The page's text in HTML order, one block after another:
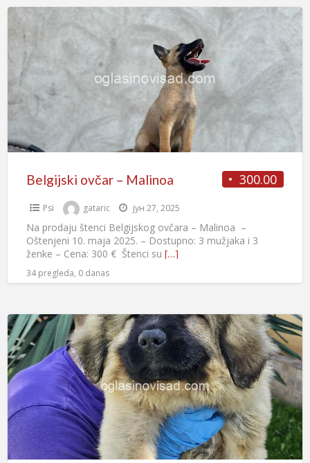
300.00
Belgijski ovčar – Malinoa
Psi gataric јун 27, 2025
Na prodaju štenci Belgijskog ovčara – Malinoa –
Oštenjeni 10. maja 2025. – Dostupno: 3 mužjaka i 3
ženke – Cena: 300 € Štenci su […]
34 pregleda, 0 danas